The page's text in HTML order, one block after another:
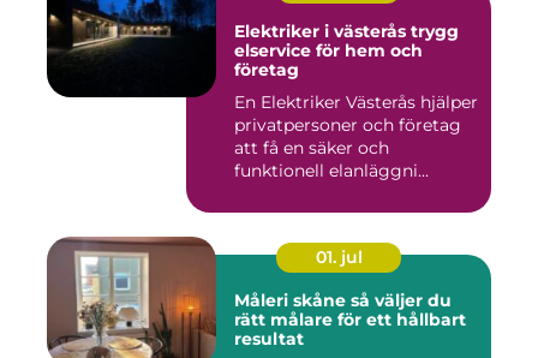
Elektriker i västerås trygg
elservice för hem och
företag
En Elektriker Västerås hjälper
privatpersoner och företag
att få en säker och
funktionell elanläggni...
01. jul
Måleri skåne så väljer du
rätt målare för ett hållbart
resultat